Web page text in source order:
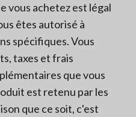
vous achetez est légal
êtes autorisé à
spécifiques. Vous
taxes et frais
que vous
est retenu par les
que ce soit, c'est